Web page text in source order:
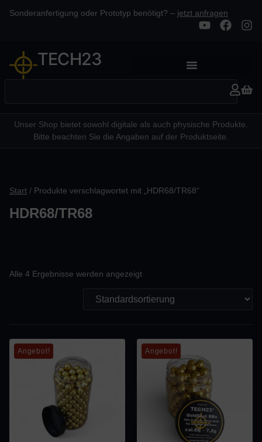
Sonderanfertigung oder Prototyp benötigt? – jetzt anfragen
TECH23
Unser Shop bietet sowohl digitale als auch physische Produkte.
Bitte beachten Sie die Angaben auf der Produktseite.
Start / Produkte verschlagwortet mit „HDR68/TR68“
HDR68/TR68
Alle 4 Ergebnisse werden angezeigt
Angebot! Angebot!